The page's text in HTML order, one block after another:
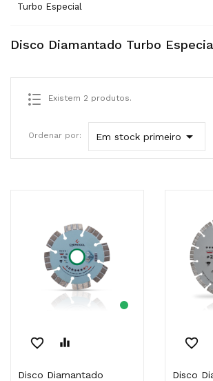
Turbo Especial
Disco Diamantado Turbo
Existem 2 produtos.
Ordenar por: Em stock primeiro 
favorite_border equalizer
Disco Diamantado
favorite_border
Disco Diamantado